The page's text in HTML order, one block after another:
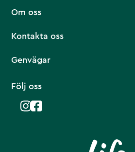
Om oss
Kontakta oss
Genvägar
Följ oss